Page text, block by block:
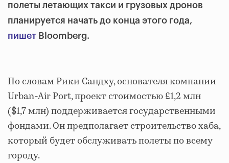
полеты летающих такси и грузовых дронов
планируется начать до конца этого года,
пишет Bloomberg.
По словам Рики Сандху, основателя компании
Urban-Air Port, проект стоимостью £1,2 млн
($1,7 млн) поддерживается государственными
фондами. Он предполагает строительство хаба,
который будет обслуживать полеты по всему
городу.